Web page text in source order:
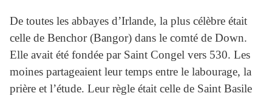
De toutes les abbayes d’Irlande, la plus célèbre était
celle de Benchor (Bangor) dans le comté de Down.
Elle avait été fondée par Saint Congel vers 530. Les
moines partageaient leur temps entre le labourage, la
prière et l’étude. Leur règle était celle de Saint Basile